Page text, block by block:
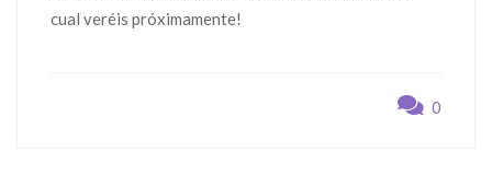
cual veréis próximamente!
0